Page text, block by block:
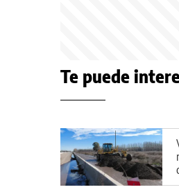
Te puede